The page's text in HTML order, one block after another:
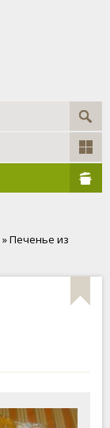
» Печенье из